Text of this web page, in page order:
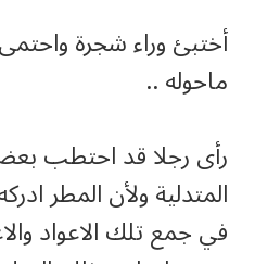
أختبئ وراء شجرة
ماحوله ..
رأى رجلا قد احتطب
المتدلية ولأن المطر
في جمع تلك الاعواد